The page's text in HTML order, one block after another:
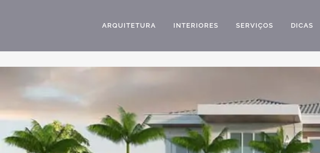
ARQUITETURA INTERIORES SERVIÇOS DICAS